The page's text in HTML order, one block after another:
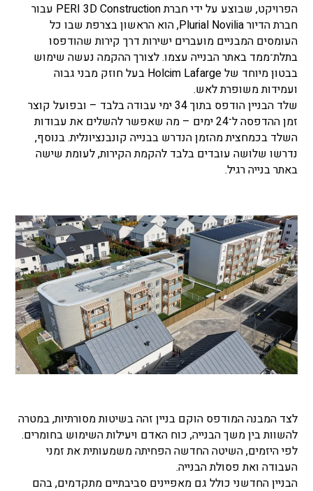
הפרויקט, שבוצע על ידי חברת PERI 3D Construction עבור
חברת הדיור Plurial Novilia, הוא הראשון בצרפת שבו כל
העומסים המבניים מועברים ישירות דרך קירות שהודפסו
בתלת־ממד באתר הבנייה עצמו. לצורך ההקמה נעשה שימוש
בבטון מיוחד של Holcim Lafarge בעל חוזק מבני גבוה
ועמידות משופרת לאש.
שלד הבניין הודפס בתוך 34 ימי עבודה בלבד – ובפועל קוצר
זמן ההדפסה ל־24 ימים – מה שאפשר להשלים את עבודות
השלד בכמחצית מהזמן הנדרש בבנייה קונבנציונלית. בנוסף,
נדרשו שלושה עובדים בלבד להקמת הקירות, לעומת שישה
באתר בנייה רגיל.
לצד המבנה המודפס הוקם בניין זהה בשיטות מסורתיות, במטרה
להשוות בין משך הבנייה, כוח האדם ויעילות השימוש בחומרים.
לפי היזמים, השיטה החדשה הפחיתה משמעותית את זמני
העבודה ואת פסולת הבנייה.
הבניין החדשני כולל גם מאפיינים סביבתיים מתקדמים, בהם